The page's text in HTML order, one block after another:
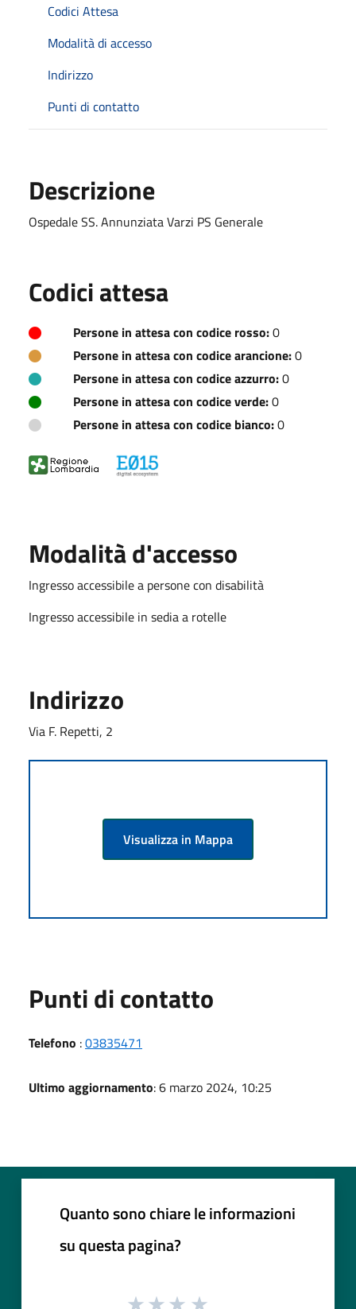
Codici Attesa
Modalità di accesso
Indirizzo
Punti di contatto
Descrizione
Ospedale SS. Annunziata Varzi PS Generale
Codici attesa
Persone in attesa con codice rosso:0
Persone in attesa con codice arancione:0
Persone in attesa con codice azzurro:0
Persone in attesa con codice verde:0
Persone in attesa con codice bianco:0
Modalità d'accesso
Ingresso accessibile a persone con disabilità
Ingresso accessibile in sedia a rotelle
Indirizzo
Via F. Repetti, 2
Visualizza in Mappa
Punti di contatto
Telefono :03835471
Ultimo aggiornamento: 6 marzo 2024, 10:25
Quanto sono chiare le informazioni
su questa pagina?